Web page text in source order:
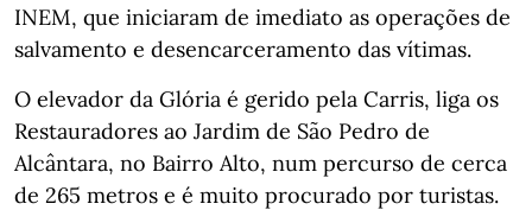
INEM, que iniciaram de imediato as operações de
salvamento e desencarceramento das vítimas.
O elevador da Glória é gerido pela Carris, liga os
Restauradores ao Jardim de São Pedro de
Alcântara, no Bairro Alto, num percurso de cerca
de 265 metros e é muito procurado por turistas.